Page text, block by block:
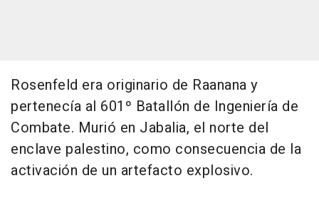
Rosenfeld era originario de Raanana y
pertenecía al 601º Batallón de Ingeniería de
Combate. Murió en Jabalia, el norte del
enclave palestino, como consecuencia de la
activación de un artefacto explosivo.